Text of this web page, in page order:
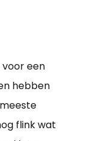
voor een
hebben
flink wat